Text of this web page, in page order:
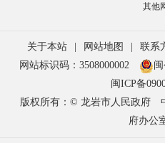
主持人
据悉
省安
市
至
其他
关于本站 网站地图 联系
网站标识码：3508000002
闽ICP备
版权所有：© 龙岩市人民政府
府办公